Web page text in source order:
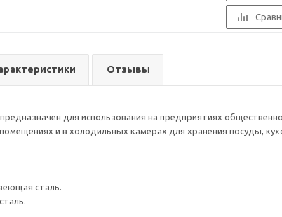
Отзывы
для использования на предприятиях
и в холодильных камерах для хранения посуды,
сталь.